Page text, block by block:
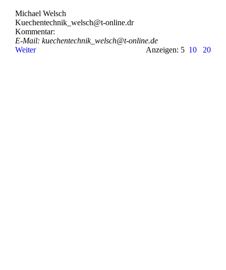
Michael Welsch
Kuechentechnik_­welsch@­t-­online.­dr
Kommentar:
E-Mail: kuechentechnik_­welsch@­t-­online.­de
Weiter
Anzeigen: 5 10 20